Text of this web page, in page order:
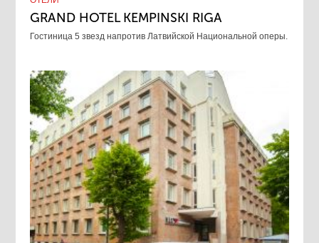
GRAND HOTEL KEMPINSKI RIGA
Гостиница 5 звезд напротив Латвийской Национальной оперы.